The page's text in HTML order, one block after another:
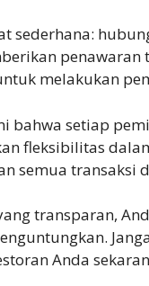
sederhana:
penawaran
melakukan
bahwa setiap
fleksibilitas
semua transaksi
transparan,
Anda